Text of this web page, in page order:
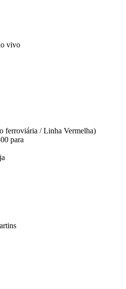
vivo
ferroviária / Linha Vermelha)
para